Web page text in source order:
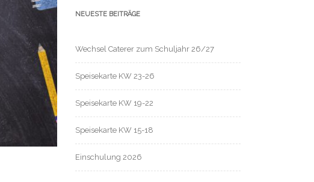
NEUESTE BEITRÄGE
Wechsel Caterer zum Schuljahr 26/27
Speisekarte KW 23-26
Speisekarte KW 19-22
Speisekarte KW 15-18
Einschulung 2026